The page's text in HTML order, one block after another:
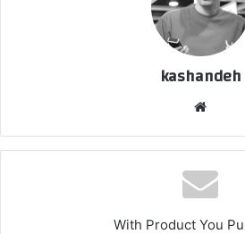
kashandeh
With Product You